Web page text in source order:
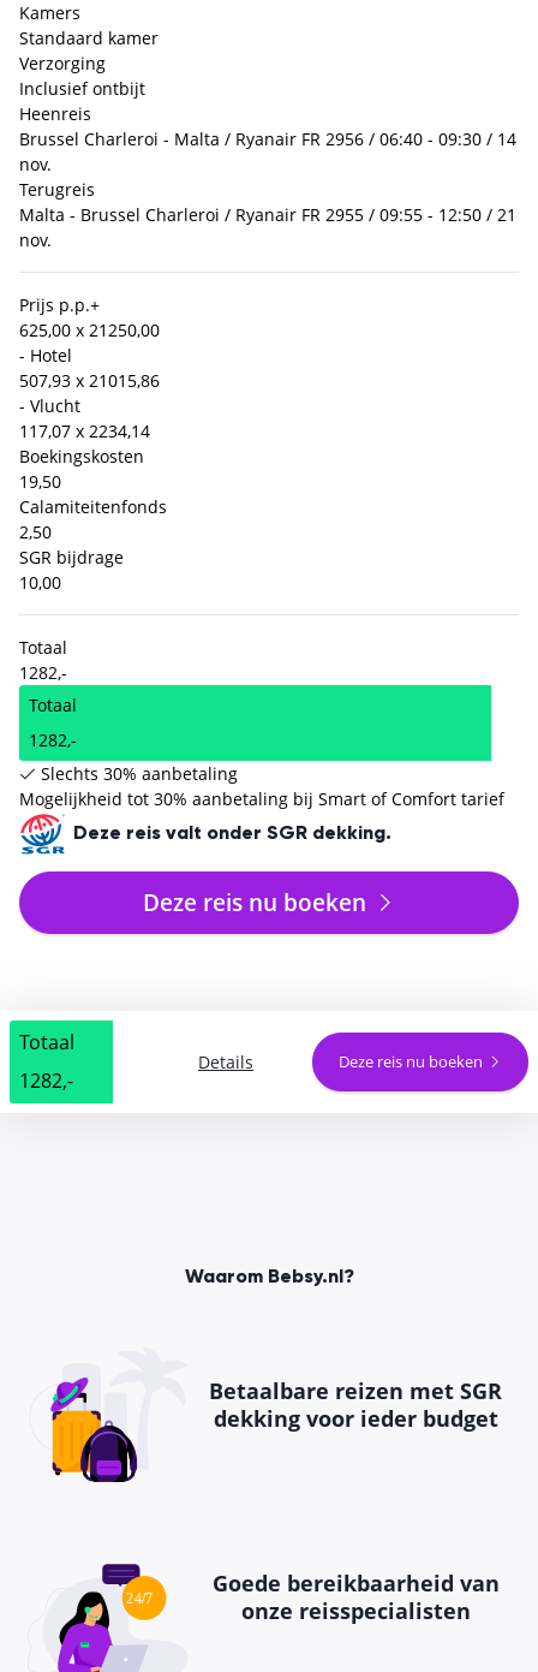
Kamers
Standaard kamer
Verzorging
Inclusief ontbijt
Heenreis
Brussel Charleroi - Malta / Ryanair FR 2956 / 06:40 - 09:30 / 14
nov.
Terugreis
Malta - Brussel Charleroi / Ryanair FR 2955 / 09:55 - 12:50 / 21
nov.
Prijs p.p.+
625,00 x 21250,00
- Hotel
507,93 x 21015,86
- Vlucht
117,07 x 2234,14
Boekingskosten
19,50
Calamiteitenfonds
2,50
SGR bijdrage
10,00
Totaal
1282,-
Totaal
1282,-
Slechts 30% aanbetaling
Mogelijkheid tot 30% aanbetaling bij Smart of Comfort tarief
Deze reis valt onder SGR dekking.
Deze reis nu boeken
Totaal
1282,-
Details Deze reis nu boeken
Waarom Bebsy.nl?
Betaalbare reizen met SGR
dekking voor ieder budget
Goede bereikbaarheid van
onze reisspecialisten